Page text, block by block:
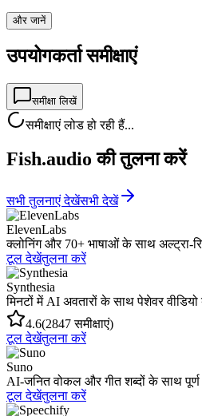
और जानें
उपयोगकर्ता समीक्षाएं
समीक्षा लिखें
समीक्षाएं लोड हो रही हैं...
Fish.audio की तुलना करें
सभी तुलनाएं देखेंसभी देखें
ElevenLabs
क्लोनिंग और 70+ भाषाओं के साथ अल्ट्रा-
टूल देखेंतुलना करें
Synthesia
मिनटों में AI अवतारों के साथ पेशेवर वीडियो
4.6(2847 समीक्षाएं)
टूल देखेंतुलना करें
Suno
AI-जनित वोकल और गीत शब्दों के साथ पूर्ण
टूल देखेंतुलना करें